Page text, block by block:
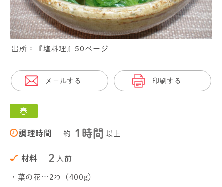
出所：『塩料理 』50ページ
メールする 印刷する
春
調理時間 約 1時間 以上
材料 2 人前
・菜の花…2わ（400g）